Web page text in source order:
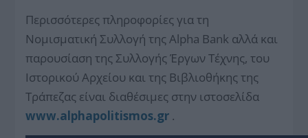
Περισσότερες πληροφορίες για τη
Νομισματική Συλλογή της Alpha Bank αλλά και
παρουσίαση της Συλλογής Έργων Τέχνης, του
Ιστορικού Αρχείου και της Βιβλιοθήκης της
Τράπεζας είναι διαθέσιμες στην ιστοσελίδα
www.alphapolitismos.gr .